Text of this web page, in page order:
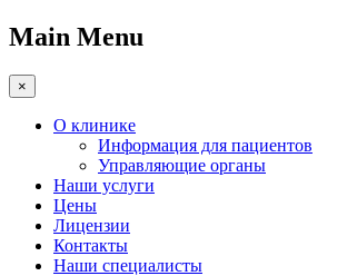
Main Menu
×
О клинике
Информация для пациентов
Управляющие органы
Наши услуги
Цены
Лицензии
Контакты
Наши специалисты